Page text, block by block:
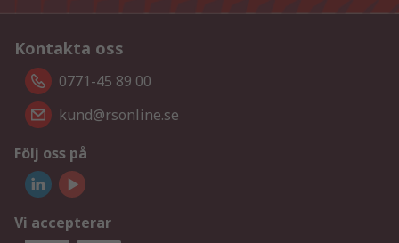
Kontakta oss
0771-45 89 00
kund@rsonline.se
Följ oss på
Vi accepterar